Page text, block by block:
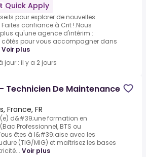
Quick Apply
pour explorer de nouvelles
confiance à Crit !.Nous
qu'une agence d'intérim :
côtés pour vous accompagner dans
Voir plus
jour : il y a 2 jours
Technicien De Maintenance
France, FR
d&#39;une formation en
Professionnel, BTS ou
êtes à l&#39;aise avec les
(TIG/MIG) et maîtrisez les bases
Voir plus